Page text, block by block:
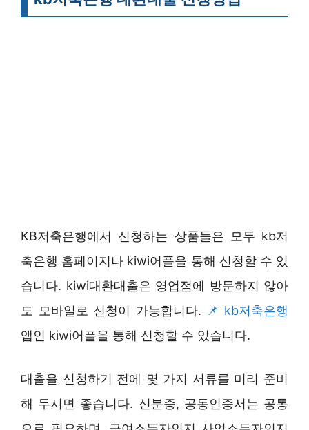
KB저축은행에서 신청하는 상품들은 모두 kb저
축은행 홈페이지나 kiwi어플을 통해 신청할 수 있
습니다. kiwi대환대출은 영업점에 방문하지 않아
도 모바일로 신청이 가능합니다.
kb저축은행
앱인 kiwi어플을 통해 신청할 수 있습니다.
대출을 신청하기 전에 몇 가지 서류를 미리 준비
해 두시면 좋습니다. 신분증, 공동인증서는 공통